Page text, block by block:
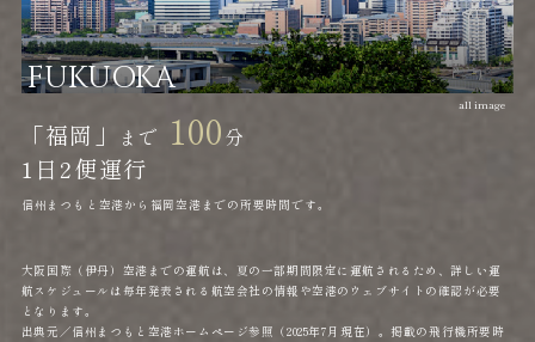
FUKUOKA
「福岡」 まで 100分
1日 2便運行
信州まつもと空港から福岡空港までの所要時間です。
大阪国際（伊丹）空港までの運航は、夏の一部期間限定に運航されるため、詳しい運
航スケジュールは毎年発表される航空会社の情報や空港のウェブサイトの確認が必要
となります。
出典元／信州まつもと空港ホームページ参照（2025年7月現在）。掲載の飛行機所要時